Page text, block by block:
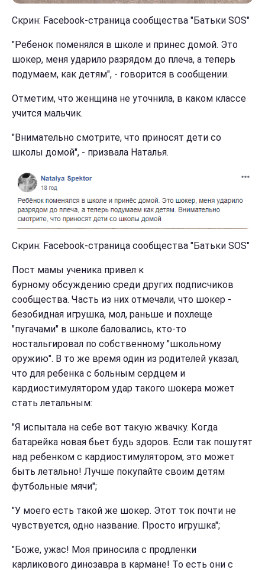
Скрин: Facebook-страница сообщества "Батьки SOS"
"Ребенок поменялся в школе и принес домой. Это
шокер, меня ударило разрядом до плеча, а теперь
подумаем, как детям", - говорится в сообщении.
Отметим, что женщина не уточнила, в каком классе
учится мальчик.
"Внимательно смотрите, что приносят дети со
школы домой", - призвала Наталья.
Скрин: Facebook-страница сообщества "Батьки SOS"
Пост мамы ученика привел к
бурному обсуждению среди других подписчиков
сообщества. Часть из них отмечали, что шокер -
безобидная игрушка, мол, раньше и похлеще
"пугачами" в школе баловались, кто-то
ностальгировал по собственному "школьному
оружию". В то же время один из родителей указал,
что для ребенка с больным сердцем и
кардиостимулятором удар такого шокера может
стать летальным:
"Я испытала на себе вот такую жвачку. Когда
батарейка новая бьет будь здоров. Если так пошутят
над ребенком с кардиостимулятором, это может
быть летально! Лучше покупайте своим детям
футбольные мячи";
"У моего есть такой же шокер. Этот ток почти не
чувствуется, одно название. Просто игрушка";
"Боже, ужас! Моя приносила с продленки
карликового динозавра в кармане! То есть они с